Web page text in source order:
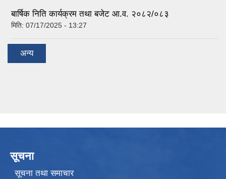
बार्षिक निति कार्यक्रम तथा बजेट आ.व. २०८२/०८३
मिति: 07/17/2025 - 13:27
अन्य
सूचना
सूचना तथा समाचार